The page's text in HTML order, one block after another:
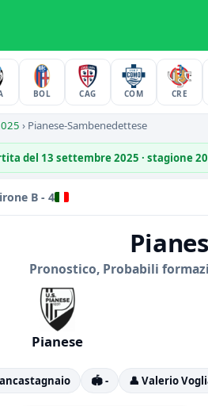
BOL CAG COM CRE
› Pianese-Sambenedettese
del 13 settembre 2025 · stagione
B - 4
Pronostico, Probabili
Pianese
🏟️ - 👤 Valerio